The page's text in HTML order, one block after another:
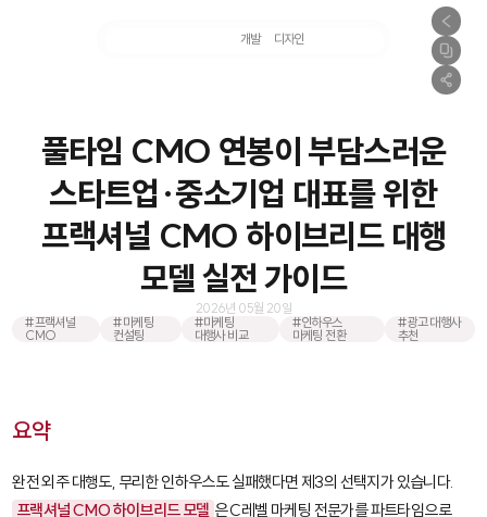
개발 디자인
풀타임 CMO 연봉이 부담스러운
스타트업·중소기업 대표를 위한
프랙셔널 CMO 하이브리드 대행
모델 실전 가이드
2026년 05월 20일
#프랙셔널
CMO
#마케팅
컨설팅
#마케팅
대행사 비교
#인하우스
마케팅 전환
#광고 대행사
추천
요약
완전 외주 대행도, 무리한 인하우스도 실패했다면 제3의 선택지가 있습니다.
프랙셔널 CMO 하이브리드 모델 은 C레벨 마케팅 전문가를 파트타임으로